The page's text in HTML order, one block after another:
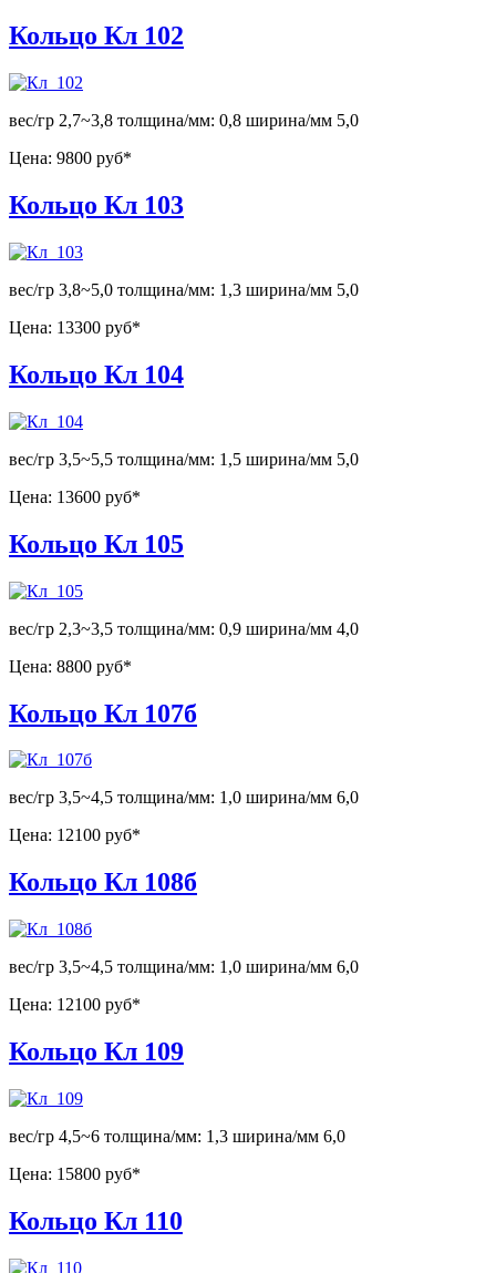
Кольцо Кл 102
вес/гр 2,7~3,8 толщина/мм: 0,8 ширина/мм 5,0
Цена: 9800 руб*
Кольцо Кл 103
вес/гр 3,8~5,0 толщина/мм: 1,3 ширина/мм 5,0
Цена: 13300 руб*
Кольцо Кл 104
вес/гр 3,5~5,5 толщина/мм: 1,5 ширина/мм 5,0
Цена: 13600 руб*
Кольцо Кл 105
вес/гр 2,3~3,5 толщина/мм: 0,9 ширина/мм 4,0
Цена: 8800 руб*
Кольцо Кл 107б
вес/гр 3,5~4,5 толщина/мм: 1,0 ширина/мм 6,0
Цена: 12100 руб*
Кольцо Кл 108б
вес/гр 3,5~4,5 толщина/мм: 1,0 ширина/мм 6,0
Цена: 12100 руб*
Кольцо Кл 109
вес/гр 4,5~6 толщина/мм: 1,3 ширина/мм 6,0
Цена: 15800 руб*
Кольцо Кл 110